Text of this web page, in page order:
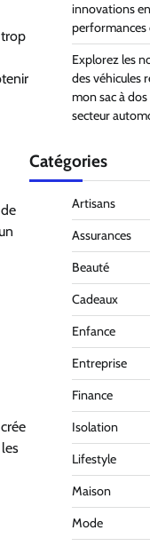
innovations
performances
Explorez les
des véhicules
mon sac à dos
secteur
Catégories
Artisans
Assurances
Beauté
Cadeaux
Enfance
Entreprise
Finance
Isolation
Lifestyle
Maison
Mode